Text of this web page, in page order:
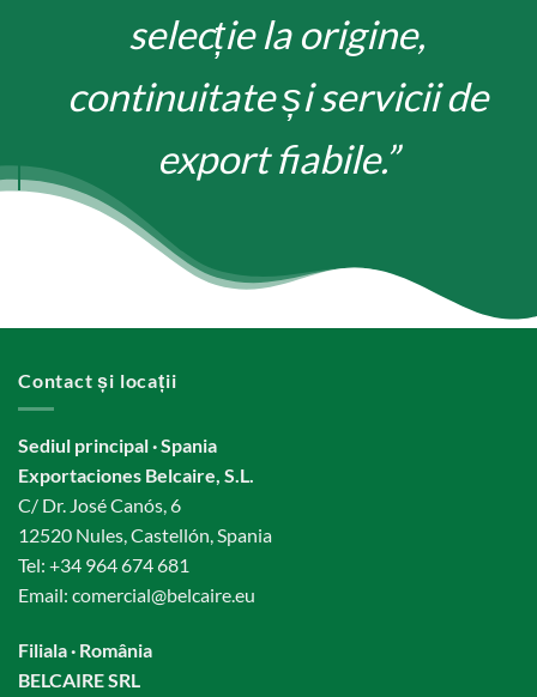
selecție la origine,
continuitate și servicii de
export fiabile.”
Contact și locații
Sediul principal · Spania
Exportaciones Belcaire, S.L.
C/ Dr. José Canós, 6
12520 Nules, Castellón, Spania
Tel: +34 964 674 681
Email: comercial@belcaire.eu
Filiala · România
BELCAIRE SRL